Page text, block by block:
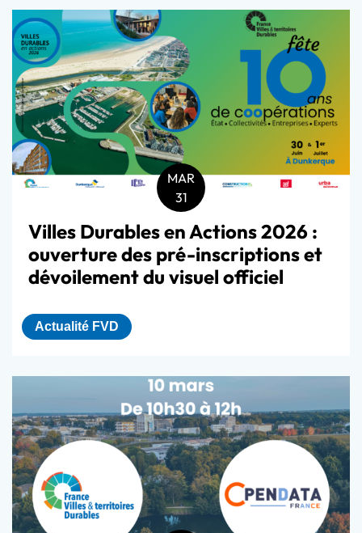
MAR
31
Villes Durables en Actions 2026 :
ouverture des pré-inscriptions et
dévoilement du visuel officiel
Actualité FVD